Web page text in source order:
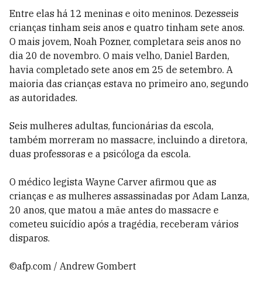
Entre elas há 12 meninas e oito meninos. Dezesseis
crianças tinham seis anos e quatro tinham sete anos.
O mais jovem, Noah Pozner, completara seis anos no
dia 20 de novembro. O mais velho, Daniel Barden,
havia completado sete anos em 25 de setembro. A
maioria das crianças estava no primeiro ano, segundo
as autoridades.
Seis mulheres adultas, funcionárias da escola,
também morreram no massacre, incluindo a diretora,
duas professoras e a psicóloga da escola.
O médico legista Wayne Carver afirmou que as
crianças e as mulheres assassinadas por Adam Lanza,
20 anos, que matou a mãe antes do massacre e
cometeu suicídio após a tragédia, receberam vários
disparos.
©afp.com / Andrew Gombert